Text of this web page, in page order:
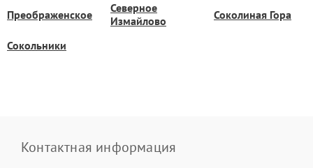
Преображенское
Северное
Измайлово
Соколиная Гора
Сокольники
Контактная информация